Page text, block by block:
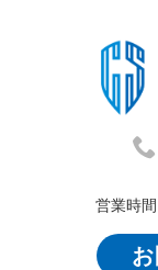
営業時